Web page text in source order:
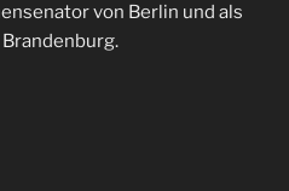
von Berlin und als